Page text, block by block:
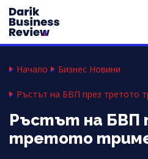
Начало Бизнес Новини
Ръстът на БВП през третото
Ръстът на БВП
третото